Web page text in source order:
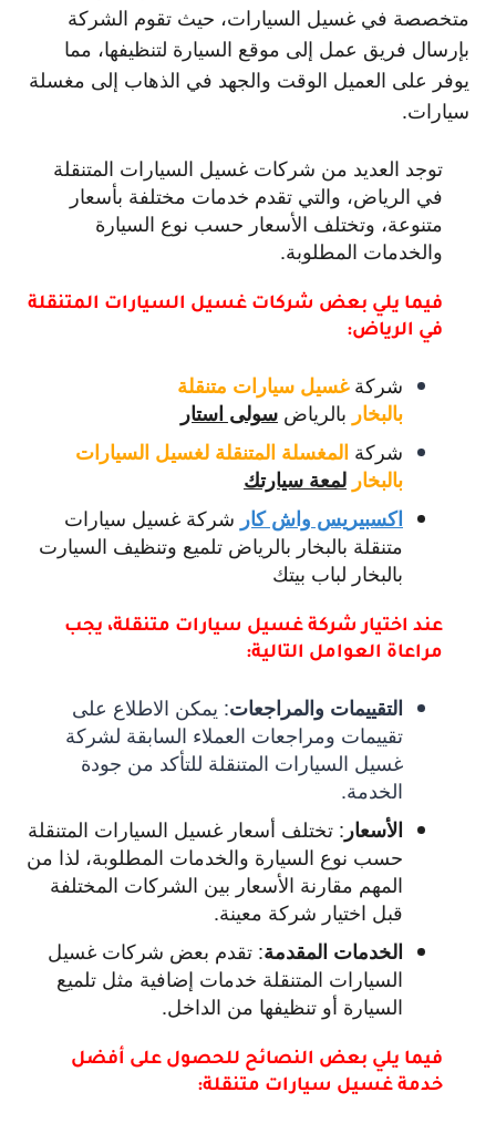
متخصصة في غسيل السيارات، حيث تقوم الشركة
بإرسال فريق عمل إلى موقع السيارة لتنظيفها، مما
يوفر على العميل الوقت والجهد في الذهاب إلى مغسلة
سيارات.
توجد العديد من شركات غسيل السيارات المتنقلة
في الرياض، والتي تقدم خدمات مختلفة بأسعار
متنوعة، وتختلف الأسعار حسب نوع السيارة
والخدمات المطلوبة.
فيما يلي بعض شركات غسيل السيارات المتنقلة
في الرياض:
شركةغسيل سيارات متنقلة
بالبخار بالرياض سولى استار
شركة المغسلة المتنقلة لغسيل السيارات
بالبخار لمعة سيارتك
اكسبيريس واش كار شركة غسيل سيارات
متنقلة بالبخار بالرياض تلميع وتنظيف السيارت
بالبخار لباب بيتك
عند اختيار شركة غسيل سيارات متنقلة، يجب
مراعاة العوامل التالية:
التقييمات والمراجعات: يمكن الاطلاع على
تقييمات ومراجعات العملاء السابقة لشركة
غسيل السيارات المتنقلة للتأكد من جودة
الخدمة.
الأسعار : تختلف أسعار غسيل السيارات المتنقلة
حسب نوع السيارة والخدمات المطلوبة، لذا من
المهم مقارنة الأسعار بين الشركات المختلفة
قبل اختيار شركة معينة.
الخدمات المقدمة: تقدم بعض شركات غسيل
السيارات المتنقلة خدمات إضافية مثل تلميع
السيارة أو تنظيفها من الداخل.
فيما يلي بعض النصائح للحصول على أفضل
خدمة غسيل سيارات متنقلة: